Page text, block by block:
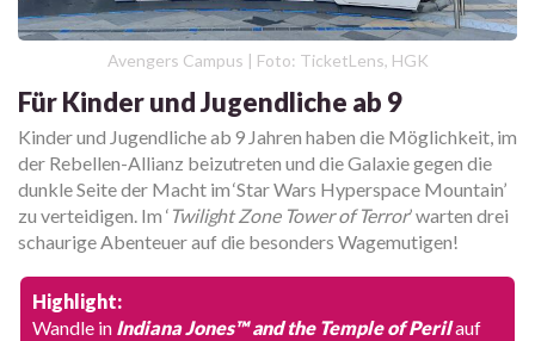
Avengers Campus | Foto: TicketLens, HGK
Für Kinder und Jugendliche ab 9
Kinder und Jugendliche ab 9 Jahren haben die Möglichkeit, im
der Rebellen-Allianz beizutreten und die Galaxie gegen die
dunkle Seite der Macht im ‘Star Wars Hyperspace Mountain’
zu verteidigen. Im ‘ Twilight Zone Tower of Terror’ warten drei
schaurige Abenteuer auf die besonders Wagemutigen!
Highlight:
Wandle in Indiana Jones™ and the Temple of Perilauf